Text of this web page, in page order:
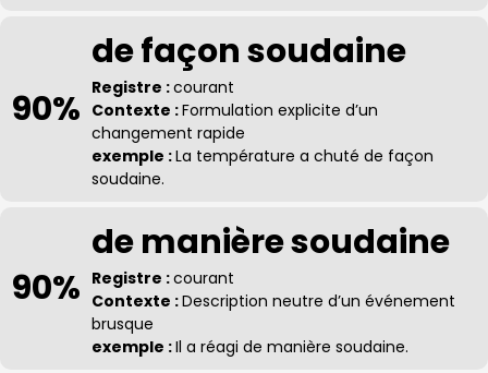
90%
de façon soudaine
Registre :courant
Contexte :Formulation explicite d’un
changement rapide
exemple :La température a chuté de façon
soudaine.
90%
de manière soudaine
Registre :courant
Contexte :Description neutre d’un événement
brusque
exemple :Il a réagi de manière soudaine.